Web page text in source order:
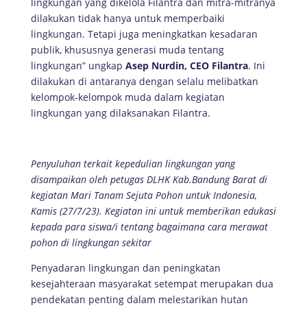
dilakukan tidak hanya untuk memperbaiki
lingkungan. Tetapi juga meningkatkan kesadaran
publik, khususnya generasi muda tentang
lingkungan” ungkap Asep Nurdin, CEO Filantra. Ini
dilakukan di antaranya dengan selalu melibatkan
kelompok-kelompok muda dalam kegiatan
lingkungan yang dilaksanakan Filantra.
Penyuluhan terkait kepedulian lingkungan yang
disampaikan oleh petugas DLHK Kab.Bandung Barat di
kegiatan Mari Tanam Sejuta Pohon untuk Indonesia,
Kamis (27/7/23). Kegiatan ini untuk memberikan edukasi
kepada para siswa/i tentang bagaimana cara merawat
pohon di lingkungan sekitar
Penyadaran lingkungan dan peningkatan
kesejahteraan masyarakat setempat merupakan dua
pendekatan penting dalam melestarikan hutan